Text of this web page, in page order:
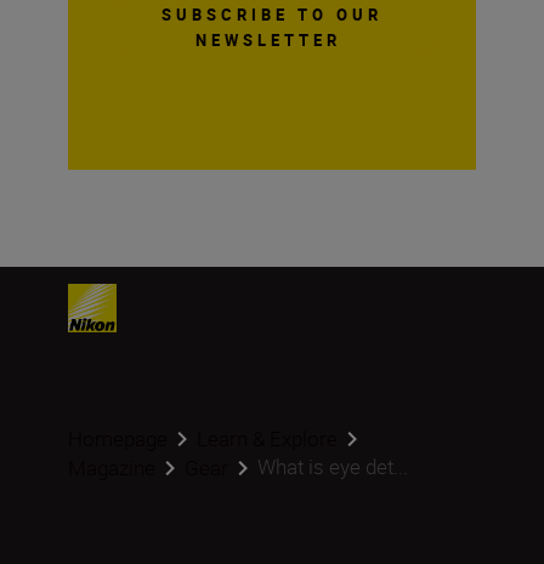
SUBSCRIBE TO OUR
NEWSLETTER
What is eye det...